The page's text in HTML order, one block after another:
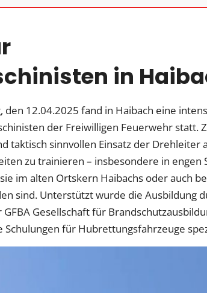
in
den 12.04.2025 fand in Haibach eine
der Freiwilligen Feuerwehr statt.
taktisch sinnvollen Einsatz der Drehleiter
zu trainieren – insbesondere in engen
im alten Ortskern Haibachs oder auch
sind. Unterstützt wurde die Ausbildung
Gesellschaft für
Schulungen für Hubrettungsfahrzeuge